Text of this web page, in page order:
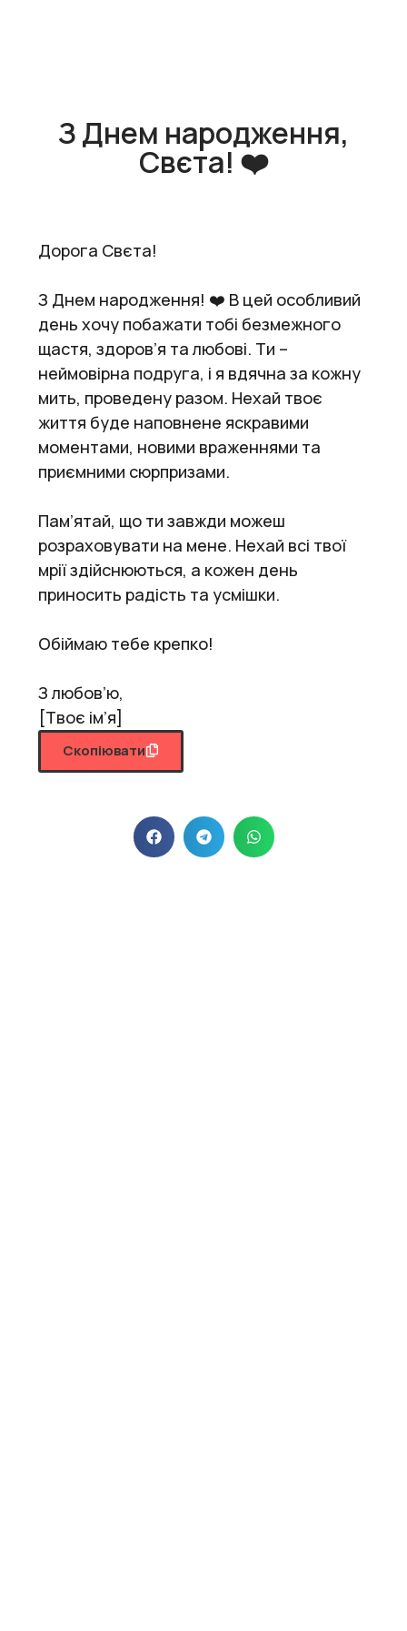
З Днем народження,
Свєта! ❤️
Дорога Свєта!
З Днем народження! ❤️ В цей особливий
день хочу побажати тобі безмежного
щастя, здоров’я та любові. Ти –
неймовірна подруга, і я вдячна за кожну
мить, проведену разом. Нехай твоє
життя буде наповнене яскравими
моментами, новими враженнями та
приємними сюрпризами.
Пам’ятай, що ти завжди можеш
розраховувати на мене. Нехай всі твої
мрії здійснюються, а кожен день
приносить радість та усмішки.
Обіймаю тебе крепко!
З любов’ю,
[Твоє ім’я]
Скопіювати